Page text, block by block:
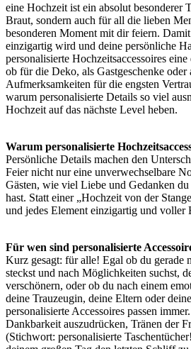
eine Hochzeit ist ein absolut besonderer
Braut, sondern auch für all die lieben
besonderen Moment mit dir feiern.
einzigartig wird und deine persönliche
personalisierte Hochzeitsaccessoires
ob für die Deko, als Gastgeschenke oder
Aufmerksamkeiten für die engsten
warum personalisierte Details so viel
Hochzeit auf das nächste Level heben.
Warum personalisierte
Persönliche Details machen den
Feier nicht nur eine unverwechselbare
Gästen, wie viel Liebe und Gedanken
hast. Statt einer „Hochzeit von der
und jedes Element einzigartig und voller
Für wen sind personalisierte
Kurz gesagt: für alle! Egal ob du gerade
steckst und nach Möglichkeiten suchst,
verschönern, oder ob du nach einem
deine Trauzeugin, deine Eltern oder
personalisierte Accessoires passen
Dankbarkeit auszudrücken, Tränen der
(Stichwort: personalisierte